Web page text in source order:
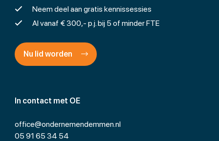
In contact met OE
office@ondernemendemmen.nl
05 91 65 34 54
Neem deel aan gratis kennissessies
Al vanaf € 300,- p.j. bij 5 of minder FTE
Nu lid worden